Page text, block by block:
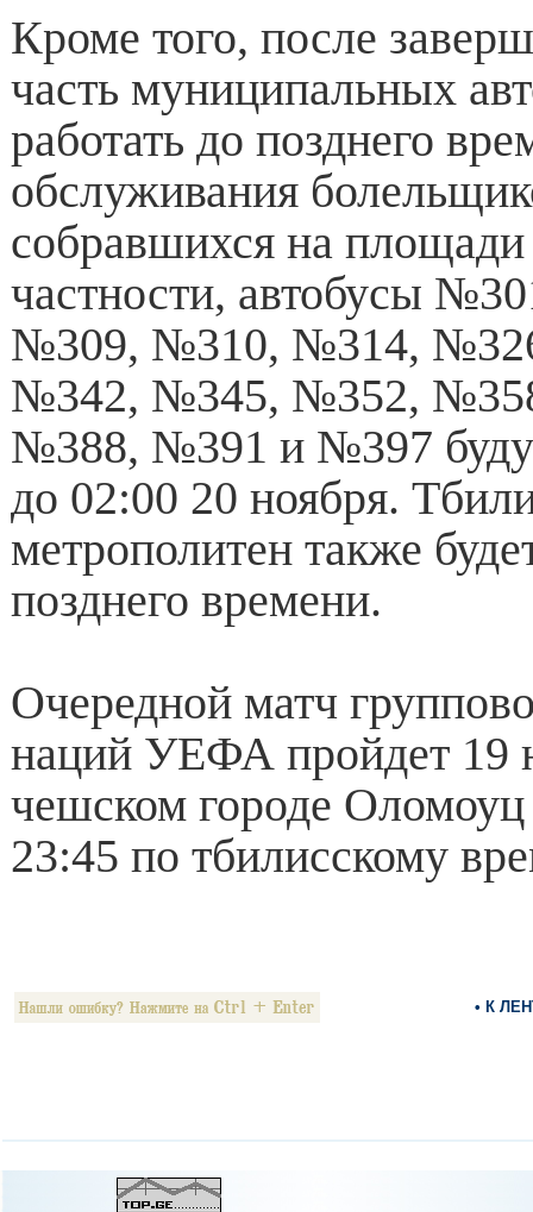
Кроме того, после
часть муниципальных
работать до позднего
обслуживания
собравшихся на
частности, автобусы
№309, №310, №314,
№342, №345, №352,
№388, №391 и №397
до 02:00 20 ноября.
метрополитен также
позднего времени.
Очередной матч
наций УЕФА пройдет 19
чешском городе Оломоуц
23:45 по тбилисскому
• К